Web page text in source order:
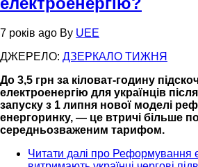
7 років ago By UEE
ДЖЕРЕЛО: ДЗЕРКАЛО ТИЖНЯ
До 3,5 грн за кіловат-годину
електроенергію для українців
запуску з 1 липня нової моделі
енергоринку, — це втричі більше
середньозваженим тарифом.
Читати далі про Реформування